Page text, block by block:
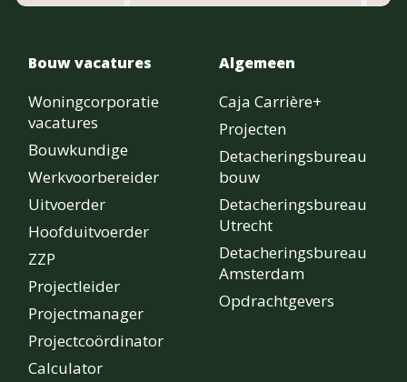
Bouw vacatures
Woningcorporatie
vacatures
Bouwkundige
Werkvoorbereider
Uitvoerder
Hoofduitvoerder
ZZP
Projectleider
Projectmanager
Projectcoördinator
Calculator
Algemeen
Caja Carrière+
Projecten
Detacheringsbureau
bouw
Detacheringsbureau
Utrecht
Detacheringsbureau
Amsterdam
Opdrachtgevers